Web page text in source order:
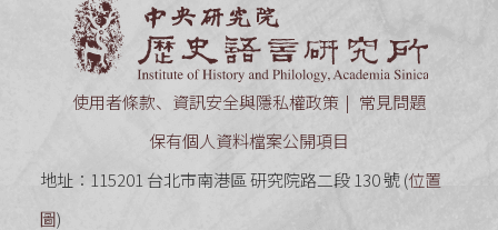
使用者條款、資訊安全與隱私權政策
常見問題
保有個人資料檔案公開項目
地址：115201 台北市南港區 研究院路二段 130 號 (位置
圖)